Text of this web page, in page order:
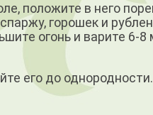
положите в него
горошек и
огонь и варите 6-8
его до